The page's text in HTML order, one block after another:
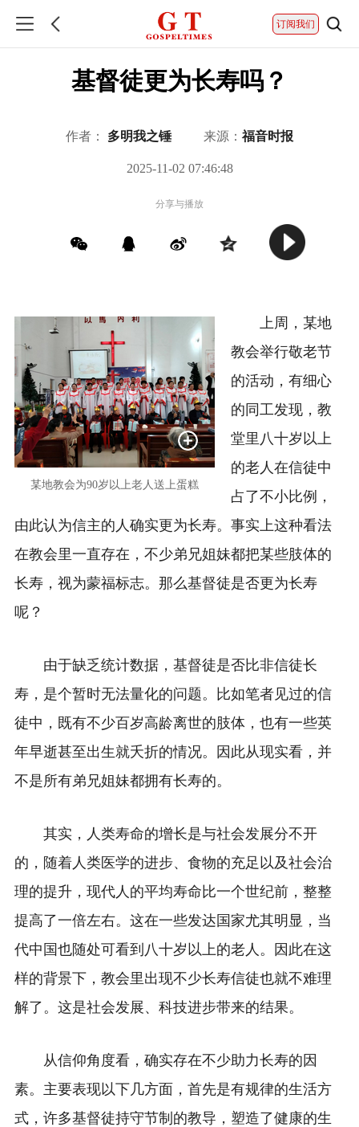
订阅我们
基督徒更为长寿吗？
作者： 多明我之锤 来源： 福音时报
2025-11-02 07:46:48
分享与播放
某地教会为90岁以上老人送上蛋糕
上周，某地
教会举行敬老节
的活动，有细心
的同工发现，教
堂里八十岁以上
的老人在信徒中
占了不小比例，
由此认为信主的人确实更为长寿。事实上这种看法
在教会里一直存在，不少弟兄姐妹都把某些肢体的
长寿，视为蒙福标志。那么基督徒是否更为长寿
呢？
由于缺乏统计数据，基督徒是否比非信徒长
寿，是个暂时无法量化的问题。比如笔者见过的信
徒中，既有不少百岁高龄离世的肢体，也有一些英
年早逝甚至出生就夭折的情况。因此从现实看，并
不是所有弟兄姐妹都拥有长寿的。
其实，人类寿命的增长是与社会发展分不开
的，随着人类医学的进步、食物的充足以及社会治
理的提升，现代人的平均寿命比一个世纪前，整整
提高了一倍左右。这在一些发达国家尤其明显，当
代中国也随处可看到八十岁以上的老人。因此在这
样的背景下，教会里出现不少长寿信徒也就不难理
解了。这是社会发展、科技进步带来的结果。
从信仰角度看，确实存在不少助力长寿的因
素。主要表现以下几方面，首先是有规律的生活方
式，许多基督徒持守节制的教导，塑造了健康的生